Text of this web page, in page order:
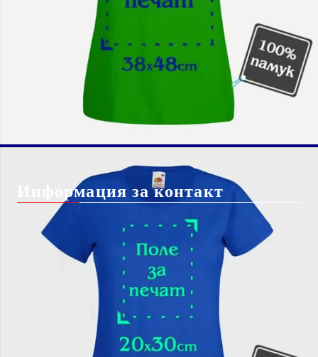
Чести Въпроси
Регистрация
Shutterstock изображение
безплатно*
Информация за контакт
info@giftbg.com
0884 22 38 56